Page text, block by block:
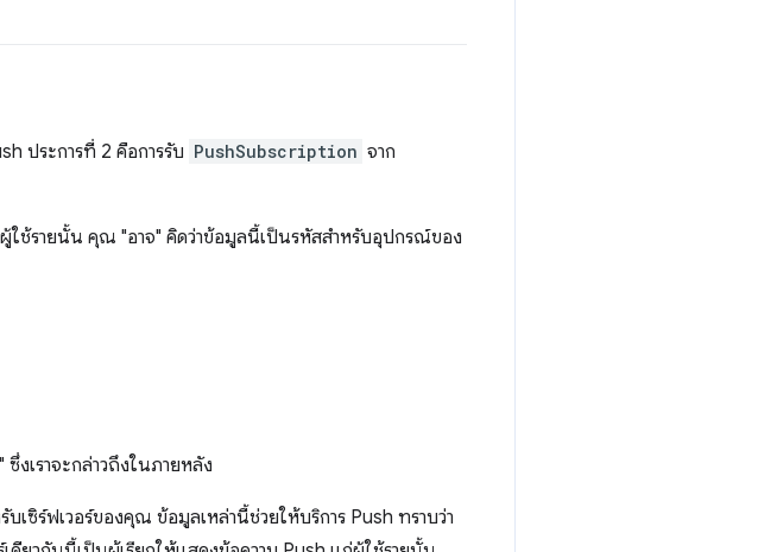
ประการที่ 2 คือการรับ PushSubscription จาก
ใช้รายนั้น คุณ "อาจ" คิดว่าข้อมูลนี้เป็นรหัสสําหรับอุปกรณ์ของ
งเราจะกล่าวถึงในภายหลัง
เซิร์ฟเวอร์ของคุณ ข้อมูลเหล่านี้ช่วยให้บริการ Push ทราบว่า